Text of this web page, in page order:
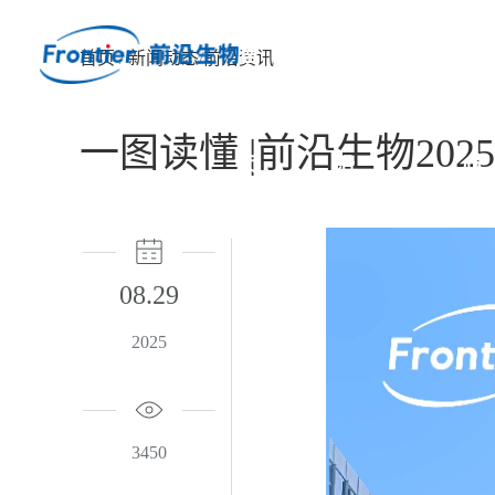
首
页 沿 心
首页 /新闻动态/前沿资讯
一图读懂 |前沿生物
08.29
2025
3450